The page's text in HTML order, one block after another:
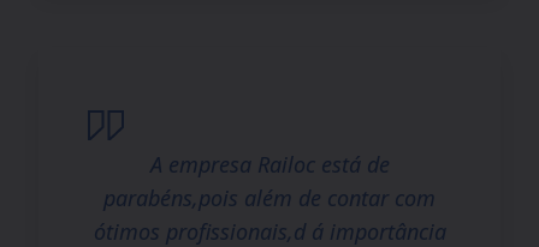
A empresa Railoc está de
parabéns,pois além de contar com
ótimos profissionais,d á importância